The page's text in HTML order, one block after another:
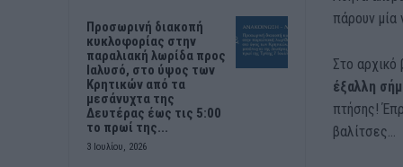
Προσωρινή διακοπή
κυκλοφορίας στην
παραλιακή λωρίδα προς
Ιαλυσό, στο ύψος των
Κρητικών από τα
μεσάνυχτα της
Δευτέρας έως τις 5:00
το πρωί της...
3 Ιουλίου, 2026
πάρουν μία
Στο αρχικό
έξαλλη
πτήσης!
βαλίτσες…